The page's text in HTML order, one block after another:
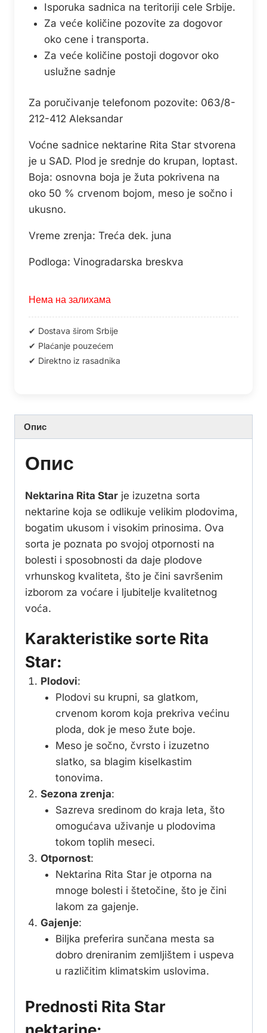
Isporuka sadnica na teritoriji cele Srbije.
Za veće količine pozovite za dogovor
oko cene i transporta.
Za veće količine postoji dogovor oko
uslužne sadnje
Za poručivanje telefonom pozovite: 063/8-
212-412 Aleksandar
Voćne sadnice nektarine Rita Star stvorena
je u SAD. Plod je srednje do krupan, loptast.
Boja: osnovna boja je žuta pokrivena na
oko 50 % crvenom bojom, meso je sočno i
ukusno.
Vreme zrenja: Treća dek. juna
Podloga: Vinogradarska breskva
Нема на залихама
Опис
Опис
Nektarina Rita Star je izuzetna sorta
nektarine koja se odlikuje velikim plodovima,
bogatim ukusom i visokim prinosima. Ova
sorta je poznata po svojoj otpornosti na
bolesti i sposobnosti da daje plodove
vrhunskog kvaliteta, što je čini savršenim
izborom za voćare i ljubitelje kvalitetnog
voća.
Karakteristike sorte Rita
Star:
Plodovi:
Plodovi su krupni, sa glatkom,
crvenom korom koja prekriva većinu
ploda, dok je meso žute boje.
Meso je sočno, čvrsto i izuzetno
slatko, sa blagim kiselkastim
tonovima.
Sezona zrenja:
Sazreva sredinom do kraja leta, što
omogućava uživanje u plodovima
tokom toplih meseci.
Otpornost:
Nektarina Rita Star je otporna na
mnoge bolesti i štetočine, što je čini
lakom za gajenje.
Gajenje:
Biljka preferira sunčana mesta sa
dobro dreniranim zemljištem i uspeva
u različitim klimatskim uslovima.
Prednosti Rita Star